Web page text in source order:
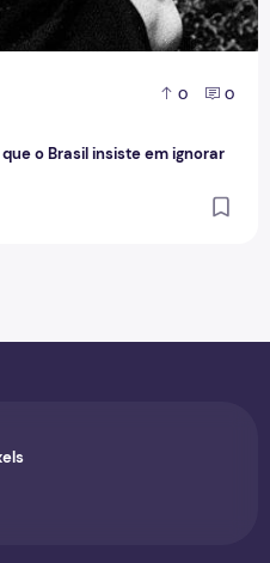
0 0
o Brasil insiste em ignorar